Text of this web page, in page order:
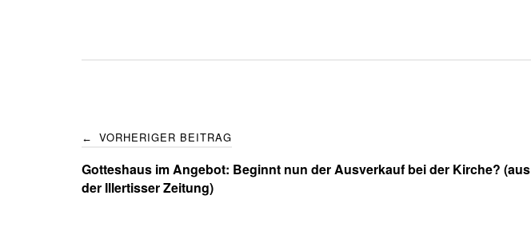
Post
navigation
← VORHERIGER BEITRAG
Gotteshaus im Angebot: Beginnt nun der Ausverkauf bei der Kirche? (aus
der Illertisser Zeitung)